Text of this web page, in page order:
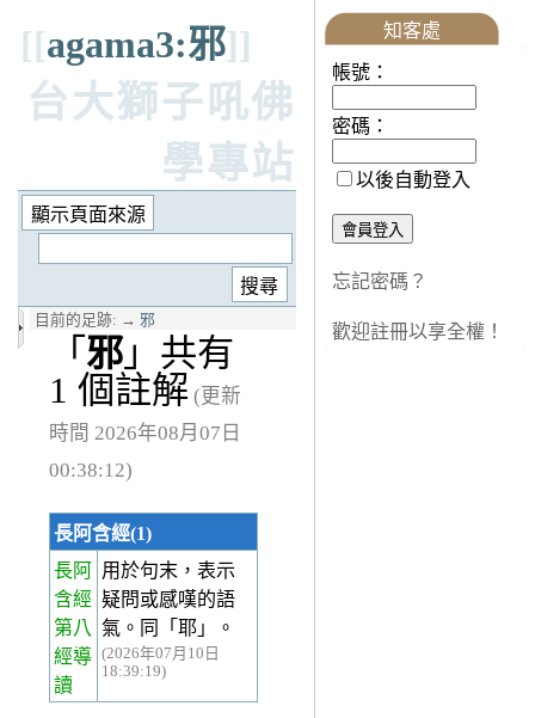
[[agama3:邪]]
台大獅子吼佛
學專站
目前的足跡: → 邪
「 邪」共有
1 個註解 (更新
時間 2026年08月07日
00:38:12)
長阿含經(1)
長阿
含經
第八
經導
讀
用於句末，表示
疑問或感嘆的語
氣。同「耶」。
(2026年07月10日
18:39:19)
知客處
帳號：
密碼：
以後自動登入
忘記密碼？
歡迎註冊以享全權！